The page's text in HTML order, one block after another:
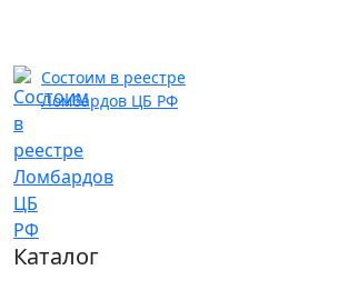
Состоим в реестре
Ломбардов ЦБ РФ
Каталог